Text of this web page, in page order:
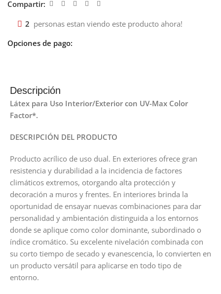
Compartir:
2 personas estan viendo este producto ahora!
Opciones de pago:
Descripción
Látex para Uso Interior/Exterior con UV-Max Color
Factor*.
DESCRIPCIÓN DEL PRODUCTO
Producto acrílico de uso dual. En exteriores ofrece gran
resistencia y durabilidad a la incidencia de factores
climáticos extremos, otorgando alta protección y
decoración a muros y frentes. En interiores brinda la
oportunidad de ensayar nuevas combinaciones para dar
personalidad y ambientación distinguida a los entornos
donde se aplique como color dominante, subordinado o
índice cromático. Su excelente nivelación combinada con
su corto tiempo de secado y evanescencia, lo convierten en
un producto versátil para aplicarse en todo tipo de
entorno.